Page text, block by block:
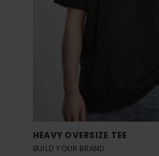
HEAVY OVERSIZE TEE
BUILD YOUR BRAND